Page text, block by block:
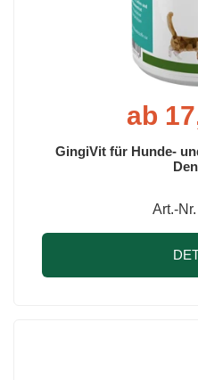
ab
GingiVit für Hunde-
Art.-